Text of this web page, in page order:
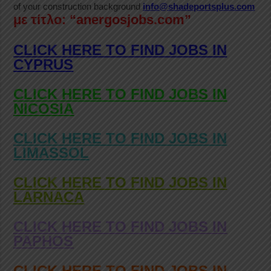
of your construction background info@shadeportsplus.com
με τίτλο: “anergosjobs.com”
CLICK HERE TO FIND JOBS IN
CYPRUS
CLICK HERE TO FIND JOBS IN
NICOSIA
CLICK HERE TO FIND JOBS IN
LIMASSOL
CLICK HERE TO FIND JOBS IN
LARNACA
CLICK HERE TO FIND JOBS IN
PAPHOS